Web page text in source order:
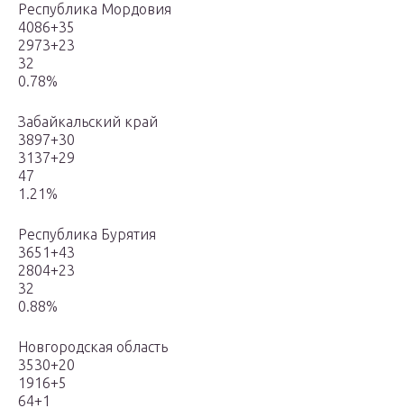
Республика Мордовия
4086+35
2973+23
32
0.78%
Забайкальский край
3897+30
3137+29
47
1.21%
Республика Бурятия
3651+43
2804+23
32
0.88%
Новгородская область
3530+20
1916+5
64+1